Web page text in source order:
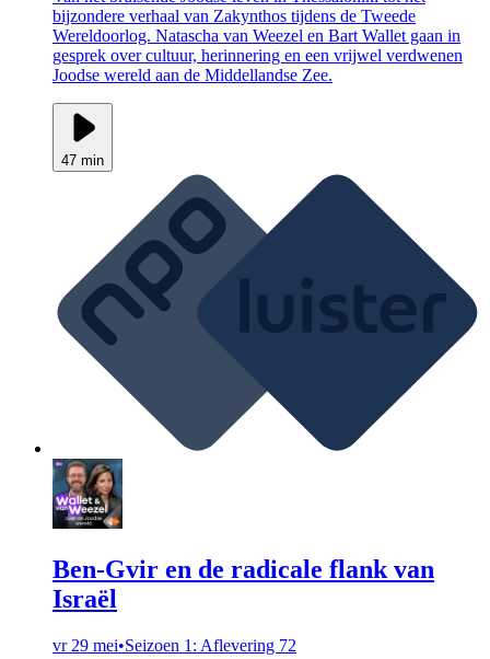
bijzondere verhaal van Zakynthos tijdens de Tweede
Wereldoorlog. Natascha van Weezel en Bart Wallet gaan in
gesprek over cultuur, herinnering en een vrijwel verdwenen
Joodse wereld aan de Middellandse Zee.
47 min
Ben-Gvir en de radicale flank van
Israël
vr 29 mei•Seizoen 1: Aflevering 72